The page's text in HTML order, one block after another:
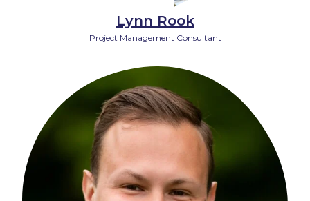
Lynn Rook
Project Management Consultant